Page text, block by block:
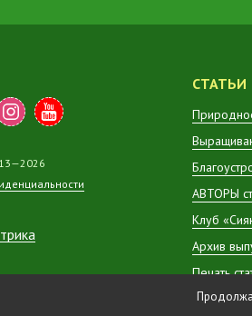
СТАТЬИ
АВТОРЫ
Клуб
Архив
Печать